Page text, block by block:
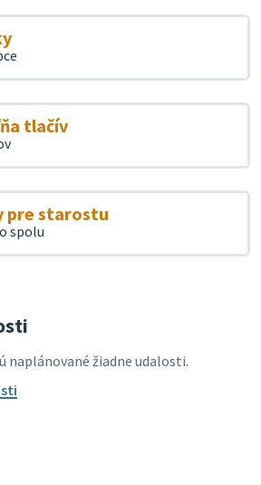
tlačív
pre starostu
spolu
naplánované žiadne udalosti.